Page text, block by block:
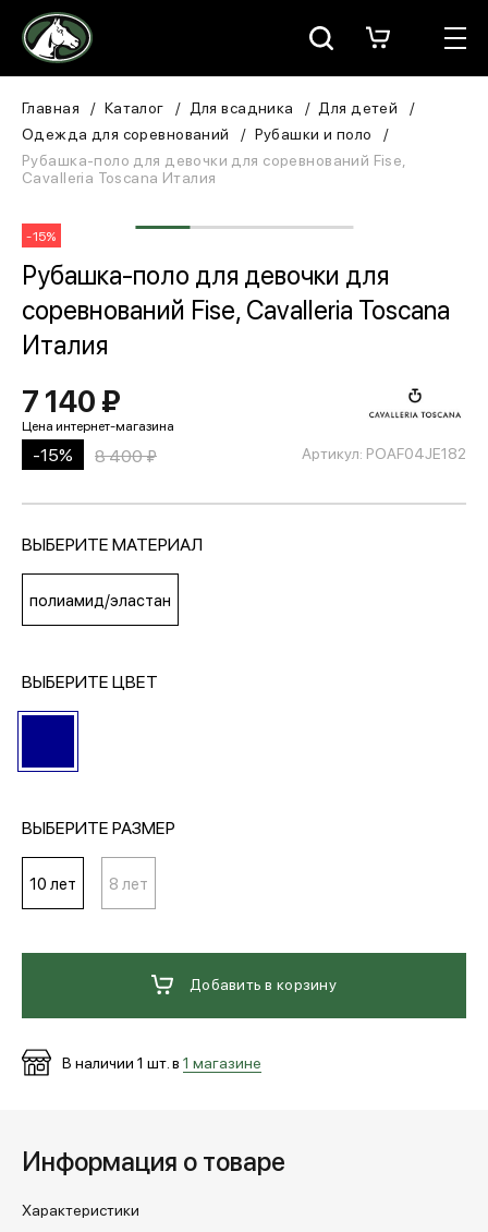
Москва
Для всадника
ЗООТОВАРЫ
Для собаки
Сувениры/Подарки
МЕДИА
ПОКУПАТЕЛЯМ
ОПЛАТА И ДОСТАВКА
Вход в личный кабинет
Главная Каталог Для всадника
Для детей
Одежда для соревнований
Рубашки и поло
Рубашка-поло для девочки для соревнований Fise,
Cavalleria Toscana Италия
-15%
Рубашка-поло для девочки для
соревнований Fise, Cavalleria Toscana
Италия
Артикул: POAF04JE182
7 140 ₽
-15% 8 400 ₽
ВЫБЕРИТЕ МАТЕРИАЛ
полиамид/эластан
ВЫБЕРИТЕ ЦВЕТ
ВЫБЕРИТЕ РАЗМЕР
10 лет 8 лет
Добавить в корзину
В наличии 1 шт. в 1 магазине
Информация о товаре
Характеристики